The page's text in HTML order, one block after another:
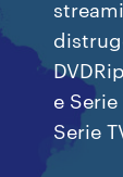
e
Serie